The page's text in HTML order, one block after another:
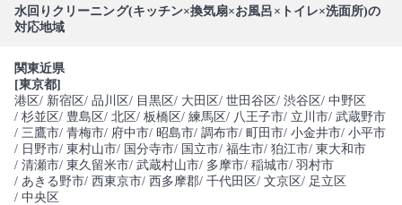
水回りクリーニング(キッチン×換気扇×お風呂×トイレ×洗面所)の
対応地域
関東近県
[東京都]
港区/ 新宿区/ 品川区/ 目黒区/ 大田区/ 世田谷区/ 渋谷区/ 中野区
/ 杉並区/ 豊島区/ 北区/ 板橋区/ 練馬区/ 八王子市/ 立川市/ 武蔵野市
/ 三鷹市/ 青梅市/ 府中市/ 昭島市/ 調布市/ 町田市/ 小金井市/ 小平市
/ 日野市/ 東村山市/ 国分寺市/ 国立市/ 福生市/ 狛江市/ 東大和市
/ 清瀬市/ 東久留米市/ 武蔵村山市/ 多摩市/ 稲城市/ 羽村市
/ あきる野市/ 西東京市/ 西多摩郡/ 千代田区/ 文京区/ 足立区
/ 中央区